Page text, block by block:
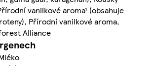
vanilkové aroma¹ (obsahuje
Přírodní vanilkové aroma,
Alliance